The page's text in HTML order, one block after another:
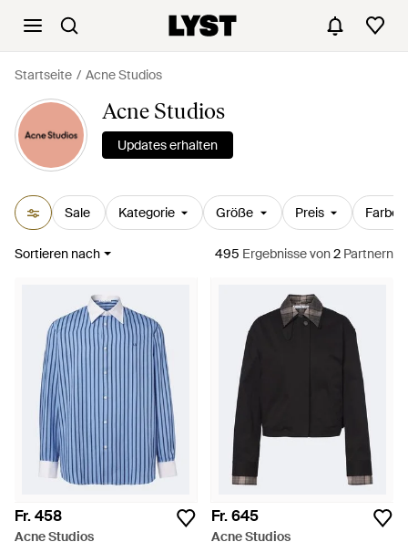
Startseite Acne Studios
Acne Studios
Updates erhalten
Sale Kategorie Größe Preis Farbe
Sortieren nach 495 Ergebnissevon2 Partnern
Fr. 458
Acne Studios
Fr. 645
Acne Studios